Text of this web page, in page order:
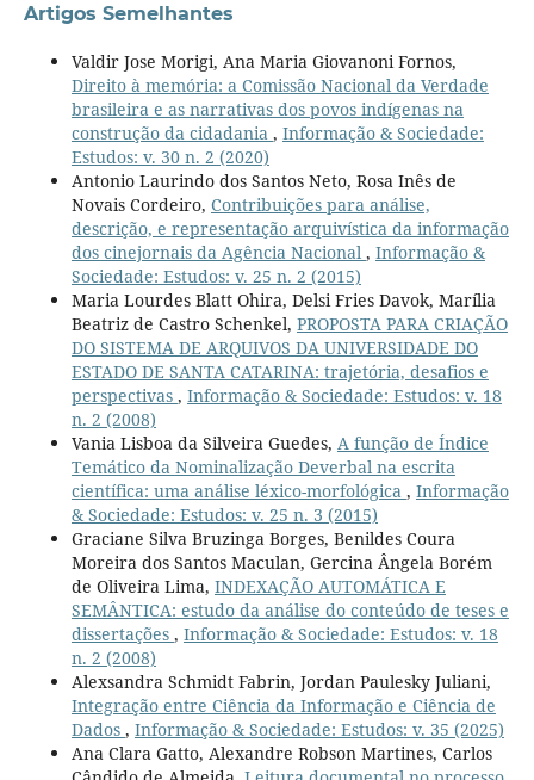
Artigos Semelhantes
Valdir Jose Morigi, Ana Maria Giovanoni Fornos,
Direito à memória: a Comissão Nacional da Verdade
brasileira e as narrativas dos povos indígenas na
construção da cidadania , Informação & Sociedade:
Estudos: v. 30 n. 2 (2020)
Antonio Laurindo dos Santos Neto, Rosa Inês de
Novais Cordeiro, Contribuições para análise,
descrição, e representação arquivística da informação
dos cinejornais da Agência Nacional , Informação &
Sociedade: Estudos: v. 25 n. 2 (2015)
Maria Lourdes Blatt Ohira, Delsi Fries Davok, Marília
Beatriz de Castro Schenkel, PROPOSTA PARA CRIAÇÃO
DO SISTEMA DE ARQUIVOS DA UNIVERSIDADE DO
ESTADO DE SANTA CATARINA: trajetória, desafios e
perspectivas , Informação & Sociedade: Estudos: v. 18
n. 2 (2008)
Vania Lisboa da Silveira Guedes, A função de Índice
Temático da Nominalização Deverbal na escrita
científica: uma análise léxico-morfológica , Informação
& Sociedade: Estudos: v. 25 n. 3 (2015)
Graciane Silva Bruzinga Borges, Benildes Coura
Moreira dos Santos Maculan, Gercina Ângela Borém
de Oliveira Lima, INDEXAÇÃO AUTOMÁTICA E
SEMÂNTICA: estudo da análise do conteúdo de teses e
dissertações , Informação & Sociedade: Estudos: v. 18
n. 2 (2008)
Alexsandra Schmidt Fabrin, Jordan Paulesky Juliani,
Integração entre Ciência da Informação e Ciência de
Dados , Informação & Sociedade: Estudos: v. 35 (2025)
Ana Clara Gatto, Alexandre Robson Martines, Carlos